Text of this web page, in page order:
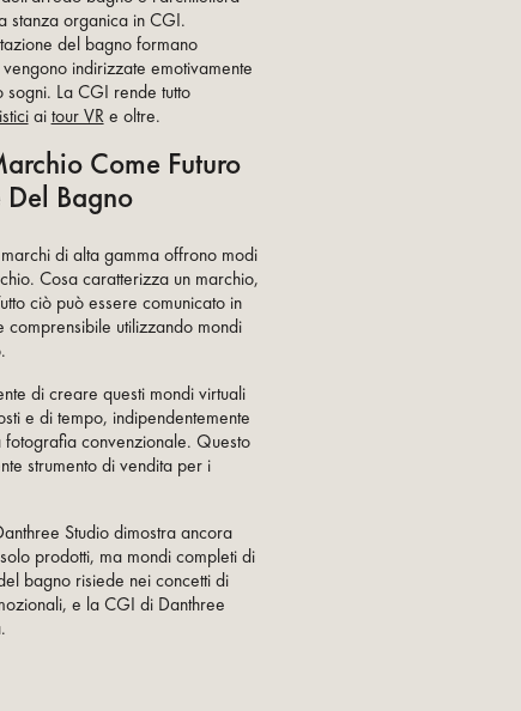
stanza organica in CGI.
del bagno formano
indirizzate emotivamente
La CGI rende tutto
ai tour VRe oltre.
Come Futuro
Bagno
di alta gamma offrono modi
Cosa caratterizza un marchio,
ciò può essere comunicato in
utilizzando mondi
di creare questi mondi virtuali
e di tempo, indipendentemente
convenzionale. Questo
strumento di vendita per i
Studio dimostra ancora
prodotti, ma mondi completi di
bagno risiede nei concetti di
e la CGI di Danthree